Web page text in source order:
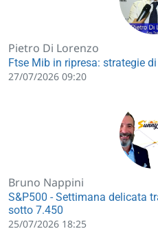
Pietro Di Lorenzo
Ftse Mib in ripresa: strategie
27/07/2026 09:20
Bruno Nappini
S&P500 - Settimana delicata
sotto 7.450
25/07/2026 18:25